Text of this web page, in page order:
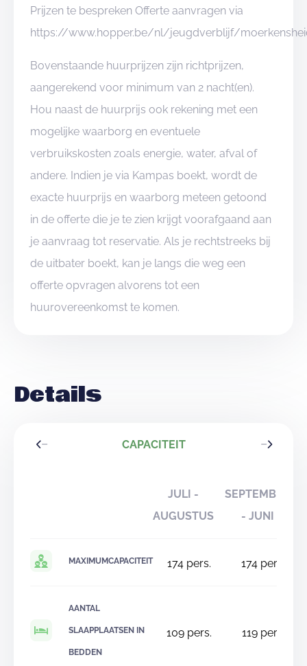
Prijzen te bespreken Offerte aanvragen via
https://www.hopper.be/nl/jeugdverblijf/
Bovenstaande huurprijzen zijn richtprijzen,
aangerekend voor minimum van 2 nacht(en).
Hou naast de huurprijs ook rekening met een
mogelijke waarborg en eventuele
verbruikskosten zoals energie, water, afval of
andere. Indien je via Kampas boekt, wordt de
exacte huurprijs en waarborg meteen getoond
in de offerte die je te zien krijgt voorafgaand aan
je aanvraag tot reservatie. Als je rechtstreeks bij
de uitbater boekt, kan je langs die weg een
offerte opvragen alvorens tot een
huurovereenkomst te komen.
Details
CAPACITEIT
JULI -
AUGUSTUS
SEPTEMBER
- JUNI
MAXIMUMCAPACITEIT 174pers. 174 pers.
AANTAL
SLAAPPLAATSEN IN
BEDDEN
109pers. 119pers.